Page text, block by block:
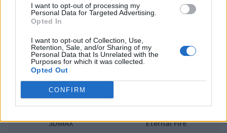
I want to opt-out of processing my
Personal Data for Targeted Advertising.
Opted In
I want to opt-out of Collection, Use,
Retention, Sale, and/or Sharing of my
Personal Data that Is Unrelated with the
Purposes for which it was collected.
Opted Out
CONFIRM
dwie następne mapy, tj. Ancient i Vertigo, padły już
łupem Fnatic, które dzięki temu dostało się do etapu
Lista uczestników zamkniętych
europejskich eliminacji doIEM Rio 2024
3DMAX Eternal Fire